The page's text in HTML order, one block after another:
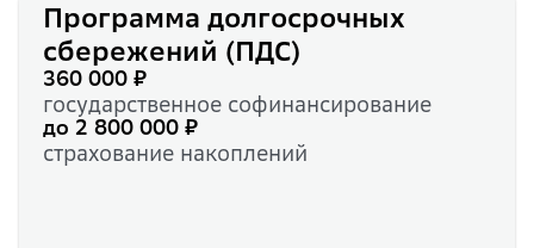
Программа долгосрочных
сбережений (ПДС)
360 000 ₽
государственное софинансирование
до 2 800 000 ₽
страхование накоплений